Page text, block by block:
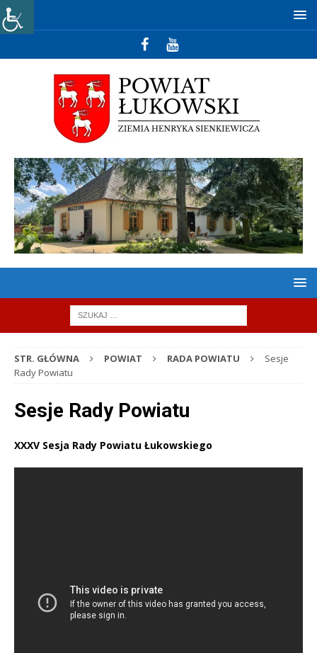
STR. GŁÓWNA POWIAT RADA POWIATU
Sesje
Rady Powiatu
Sesje Rady Powiatu
XXXV Sesja Rady Powiatu Łukowskiego